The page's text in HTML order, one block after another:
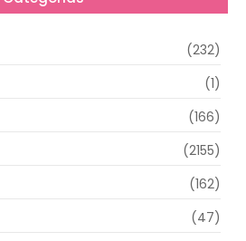
(232)
(1)
(166)
(2155)
(162)
(47)